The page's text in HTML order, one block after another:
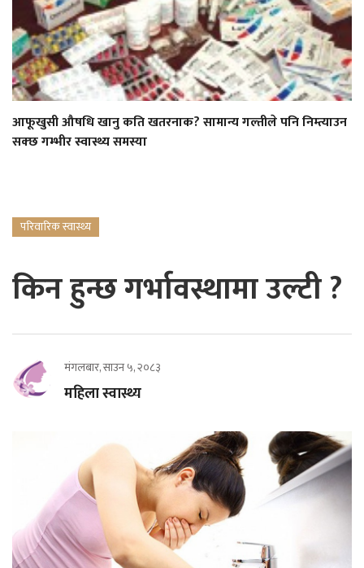
आफूखुसी औषधि खानु कति खतरनाक? सामान्य गल्तीले पनि निम्त्याउन
सक्छ गम्भीर स्वास्थ्य समस्या
परिवारिक स्वास्थ्य
किन हुन्छ गर्भावस्थामा उल्टी ?
मंगलबार, साउन ५, २०८३
महिला स्वास्थ्य